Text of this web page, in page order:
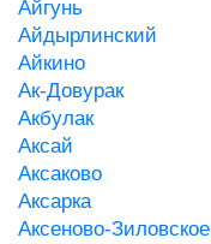
Айгунь
Айдырлинский
Айкино
Ак-Довурак
Акбулак
Аксай
Аксаково
Аксарка
Аксеново-Зиловское